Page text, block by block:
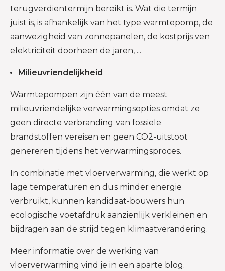
terugverdientermijn bereikt is. Wat die termijn
juist is, is afhankelijk van het type warmtepomp, de
aanwezigheid van zonnepanelen, de kostprijs ven
elektriciteit doorheen de jaren, ...
Milieuvriendelijkheid
Warmtepompen zijn één van de meest
milieuvriendelijke verwarmingsopties omdat ze
geen directe verbranding van fossiele
brandstoffen vereisen en geen CO2-uitstoot
genereren tijdens het verwarmingsproces.
In combinatie met vloerverwarming, die werkt op
lage temperaturen en dus minder energie
verbruikt, kunnen kandidaat-bouwers hun
ecologische voetafdruk aanzienlijk verkleinen en
bijdragen aan de strijd tegen klimaatverandering.
Meer informatie over de werking van
vloerverwarming vind je in een aparte blog.